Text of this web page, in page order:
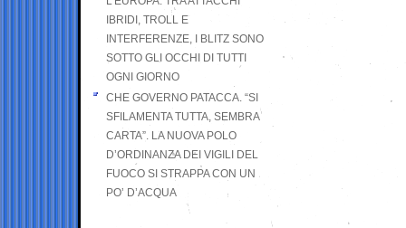
IBRIDI, TROLL E
INTERFERENZE, I BLITZ SONO
SOTTO GLI OCCHI DI TUTTI
OGNI GIORNO
CHE GOVERNO PATACCA. “SI
SFILAMENTA TUTTA, SEMBRA
CARTA”. LA NUOVA POLO
D’ORDINANZA DEI VIGILI DEL
FUOCO SI STRAPPA CON UN
PO’ D’ACQUA